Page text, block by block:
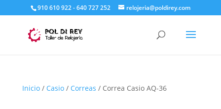
910 610 922 - 640 727 252 relojeria@poldirey.com
Inicio/ Casio/ Correas / Correa Casio AQ-36